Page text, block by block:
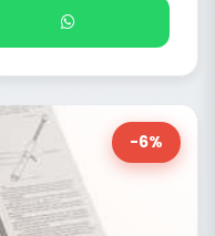
-6%